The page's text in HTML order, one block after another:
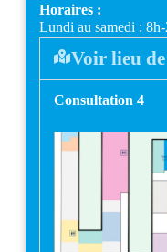
Horaires :
Lundi au samedi :
Voir lieu
Consultation 4